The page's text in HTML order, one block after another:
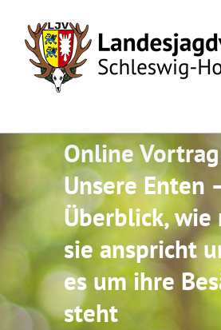
content
Online
Unsere Enten
Überblick, wie
sie anspricht
es um ihre
steht